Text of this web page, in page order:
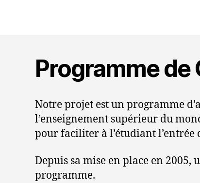
Programme de
Notre projet est un programme
l’enseignement supérieur du
pour faciliter à l’étudiant l’entrée
Depuis sa mise en place en 2005,
programme.